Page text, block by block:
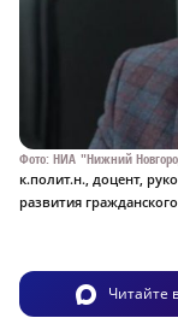
Фото: НИА "Нижний
к.полит.н., доцент,
развития
Читайте